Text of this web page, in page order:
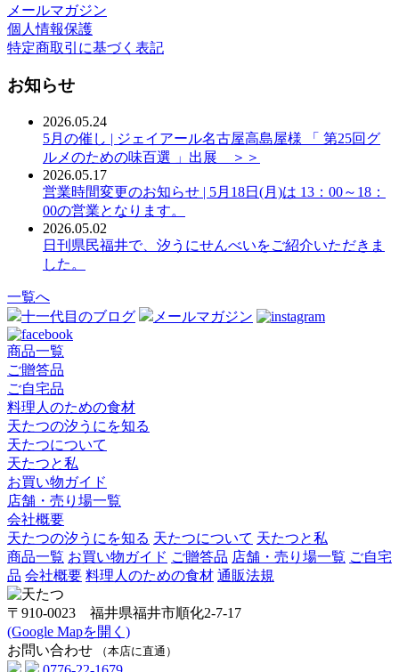
メールマガジン
個人情報保護
特定商取引に基づく表記
お知らせ
2026.05.24
5月の催し | ジェイアール名古屋高島屋様 「 第25回グ
ルメのための味百選 」出展 ＞＞
2026.05.17
営業時間変更のお知らせ | 5月18日(月)は 13：00～18：
00の営業となります。
2026.05.02
日刊県民福井で、汐うにせんべいをご紹介いただきま
した。
一覧へ
十一代目のブログ
メールマガジン
商品一覧
ご贈答品
ご自宅品
料理人のための食材
天たつの汐うにを知る
天たつについて
天たつと私
お買い物ガイド
店舗・売り場一覧
会社概要
天たつの汐うにを知る 天たつについて 天たつと私
商品一覧 お買い物ガイド ご贈答品 店舗・売り場一覧 ご自宅
品 会社概要 料理人のための食材 通販法規
〒910-0023 福井県福井市順化2-7-17
(Google Mapを開く)
お問い合わせ
（本店に直通）